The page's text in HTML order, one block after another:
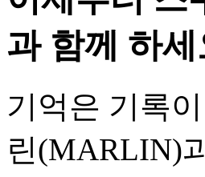
과 함께 하세
기억은 기록
린(MARLIN)